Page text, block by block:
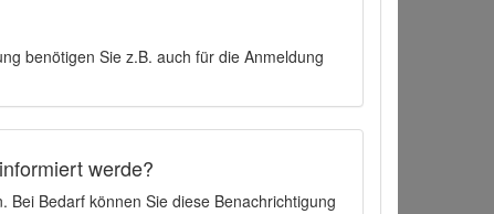
benötigen Sie z.B. auch für die Anmeldung
werde?
Bedarf können Sie diese Benachrichtigung